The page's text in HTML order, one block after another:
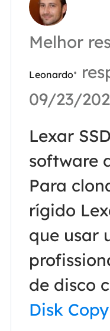
Melhor
Leonardo·
09/23/
Lexar
software
Para
rígido
que usar
de disco
Disk Copy